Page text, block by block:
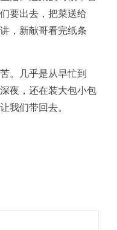
要出去，把菜送给
，新献哥看完纸条
。几乎是从早忙到
夜，还在装大包小包
我们带回去。